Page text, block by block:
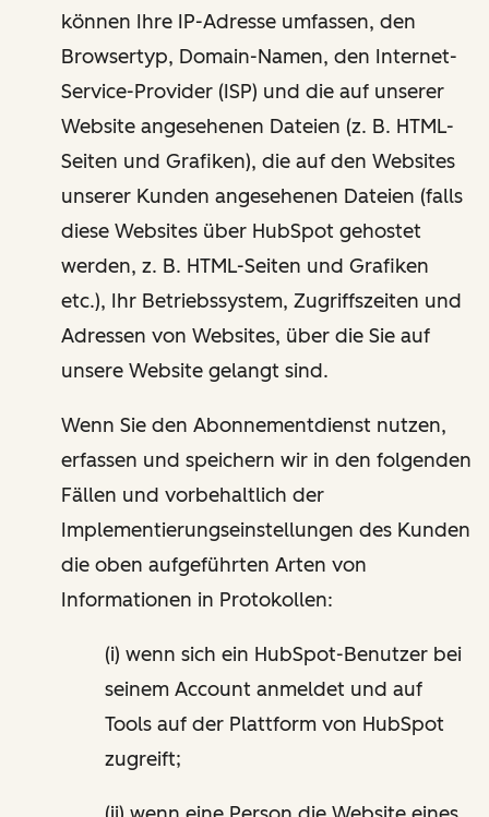
können Ihre IP-Adresse umfassen, den
Browsertyp, Domain-Namen, den Internet-
Service-Provider (ISP) und die auf unserer
Website angesehenen Dateien (z. B. HTML-
Seiten und Grafiken), die auf den Websites
unserer Kunden angesehenen Dateien (falls
diese Websites über HubSpot gehostet
werden, z. B. HTML-Seiten und Grafiken
etc.), Ihr Betriebssystem, Zugriffszeiten und
Adressen von Websites, über die Sie auf
unsere Website gelangt sind.
Wenn Sie den Abonnementdienst nutzen,
erfassen und speichern wir in den folgenden
Fällen und vorbehaltlich der
Implementierungseinstellungen des Kunden
die oben aufgeführten Arten von
Informationen in Protokollen:
(i) wenn sich ein HubSpot-Benutzer bei
seinem Account anmeldet und auf
Tools auf der Plattform von HubSpot
zugreift;